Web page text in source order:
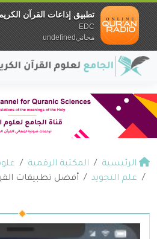
الرئيسية المكتبة الرقمية
علم التجويد
أفضل تطبيقات
تطبيق إذاعات القرآن
EDC
مجانيundefined